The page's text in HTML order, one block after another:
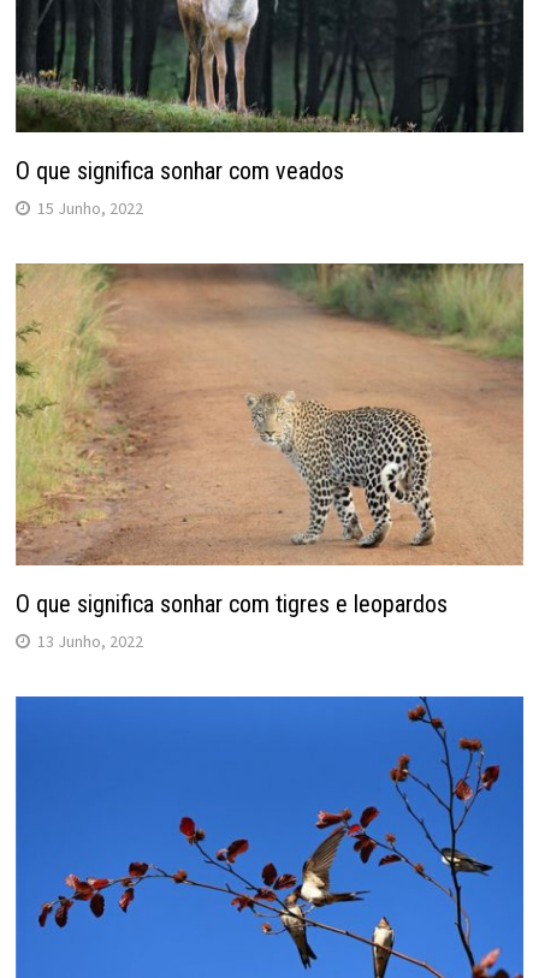
O que significa sonhar com veados
15 Junho, 2022
O que significa sonhar com tigres e leopardos
13 Junho, 2022